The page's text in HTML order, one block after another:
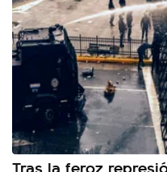
Tras la feroz